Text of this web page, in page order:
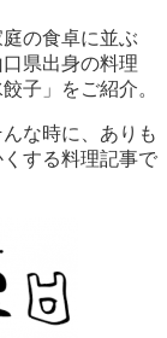
の食卓に並ぶ
県出身の料理
子」をご紹介。
な時に、ありも
する料理記事で